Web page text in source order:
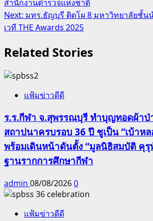
สำนักงานตำรวจแห่งชาติ
Next: มทร.ธัญบุรี ติดโผ 8 มหาวิทยาลัยชั้น
เวที THE Awards 2025
Related Stories
แฟ้มข่าวดีดี
ร.ร.กีฬา จ.สุพรรณบุรี ทำบุญทอดผ้าป่
สถาปนาครบรอบ 36 ปี ชูเป็น “เบ้าห
พร้อมเดินหน้าดันตั้ง “มูลนิธิสมบัติ คุรุ
ฐานรากการศึกษากีฬา
admin 08/08/20260
แฟ้มข่าวดีดี